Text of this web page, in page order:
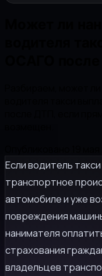
Если водитель
транспортное
автомобиле и уже
повреждения
нанимателя
страхования
владельцев